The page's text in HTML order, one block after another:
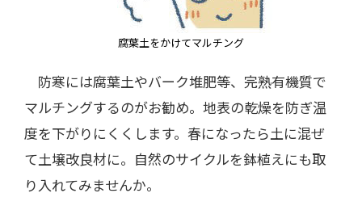
腐葉土をかけてマルチング
防寒には腐葉土やバーク堆肥等、完熟有機質で
マルチングするのがお勧め。地表の乾燥を防ぎ温
度を下がりにくくします。春になったら土に混ぜ
て土壌改良材に。自然のサイクルを鉢植えにも取
り入れてみませんか。